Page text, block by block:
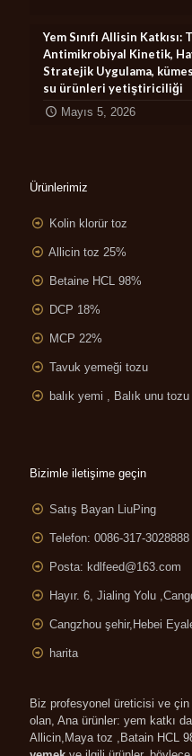
Yem Sınıfı Allisin
Antimikrobiyal Kinetik,
Stratejik Uygulama,
su ürünleri yetiştiriciliği
Mayıs 5, 2026
Ürünlerimiz
Kolin klorür toz
Allicin toz 25%
Betaine HCL 98%
DCP 18%
MCP 22%
Tavuk yemeği tozu
balık yemi , Balık unu tozu
Bizimle iletişime geçin
Satış Bayan LiuPing
Telefon: 0086-317-3028888
Posta: kdlfeed@163.com
Hayır. 6, Jialing Yolu ,
Cangzhou şehir,Hebei
harita
Biz profesyonel üreticisi ve çin
olan, Ana ürünler: yem katkı
Allicin,Maya toz , Batain HCL